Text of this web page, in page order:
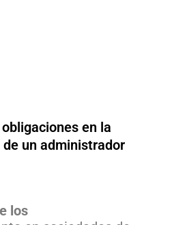
en la
un administrador
los